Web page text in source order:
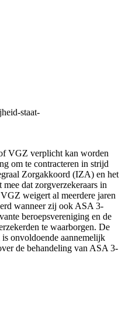
staat-
VGZ verplicht kan worden
om te contracteren in strijd
Zorgakkoord (IZA) en het
dat zorgverzekeraars in
weigert al meerdere jaren
wanneer zij ook ASA 3-
beroepsvereniging en de
te waarborgen. De
onvoldoende aannemelijk
de behandeling van ASA 3-